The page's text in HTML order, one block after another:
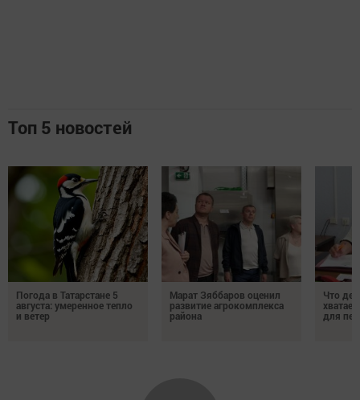
Топ 5 новостей
Погода в Татарстане 5
августа: умеренное тепло
и ветер
Марат Зяббаров оценил
развитие агрокомплекса
района
Что
для